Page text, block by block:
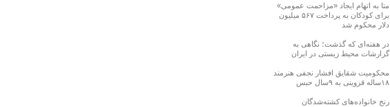
متا به اتهام ایجاد «مزاحمت عمومی»
برای کودکان به پرداخت ۵۶۷ میلیون
دلار محکوم شد
در هفته‌ای که گذشت؛ نگاهی به
گزارشات محیط زیستی در ایران
محکومیت شقایق افشار نجفی هنرمند
۱۸ساله قزوینی به ۹سال حبس
رنج خانواده‌های کشته‌شدگان